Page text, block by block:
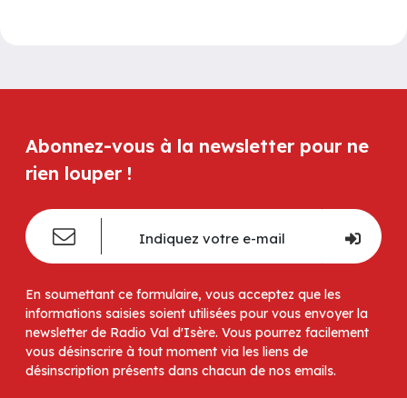
Abonnez-vous à la newsletter pour ne
rien louper !
En soumettant ce formulaire, vous acceptez que les
informations saisies soient utilisées pour vous envoyer la
newsletter de Radio Val d'Isère. Vous pourrez facilement
vous désinscrire à tout moment via les liens de
désinscription présents dans chacun de nos emails.